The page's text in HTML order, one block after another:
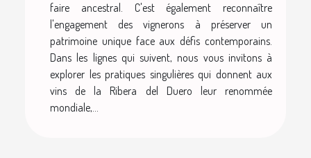
faire ancestral. C'est également reconnaître
l'engagement des vignerons à préserver un
patrimoine unique face aux défis contemporains.
Dans les lignes qui suivent, nous vous invitons à
explorer les pratiques singulières qui donnent aux
vins de la Ribera del Duero leur renommée
mondiale,...